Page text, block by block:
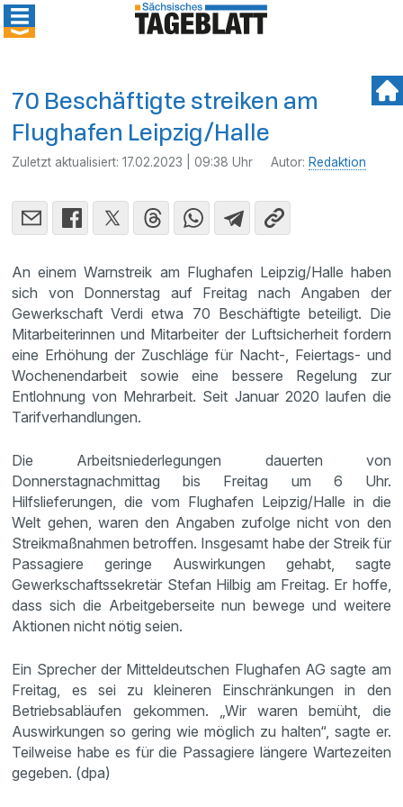
70 Beschäftigte streiken am
Flughafen Leipzig/Halle
Zuletzt aktualisiert:17.02.2023 | 09:38 Uhr Autor: Redaktion
An einem Warnstreik am Flughafen Leipzig/Halle haben
sich von Donnerstag auf Freitag nach Angaben der
Gewerkschaft Verdi etwa 70 Beschäftigte beteiligt. Die
Mitarbeiterinnen und Mitarbeiter der Luftsicherheit fordern
eine Erhöhung der Zuschläge für Nacht-, Feiertags- und
Wochenendarbeit sowie eine bessere Regelung zur
Entlohnung von Mehrarbeit. Seit Januar 2020 laufen die
Tarifverhandlungen.
Die Arbeitsniederlegungen dauerten von
Donnerstagnachmittag bis Freitag um 6 Uhr.
Hilfslieferungen, die vom Flughafen Leipzig/Halle in die
Welt gehen, waren den Angaben zufolge nicht von den
Streikmaßnahmen betroffen. Insgesamt habe der Streik für
Passagiere geringe Auswirkungen gehabt, sagte
Gewerkschaftssekretär Stefan Hilbig am Freitag. Er hoffe,
dass sich die Arbeitgeberseite nun bewege und weitere
Aktionen nicht nötig seien.
Ein Sprecher der Mitteldeutschen Flughafen AG sagte am
Freitag, es sei zu kleineren Einschränkungen in den
Betriebsabläufen gekommen. „Wir waren bemüht, die
Auswirkungen so gering wie möglich zu halten“, sagte er.
Teilweise habe es für die Passagiere längere Wartezeiten
gegeben. (dpa)